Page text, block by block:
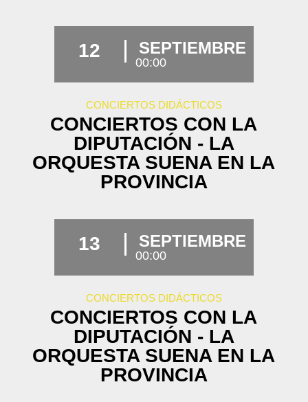
12 SEPTIEMBRE
00:00
CONCIERTOS DIDÁCTICOS
CONCIERTOS CON LA
DIPUTACIÓN - LA
ORQUESTA SUENA EN LA
PROVINCIA
13 SEPTIEMBRE
00:00
CONCIERTOS DIDÁCTICOS
CONCIERTOS CON LA
DIPUTACIÓN - LA
ORQUESTA SUENA EN LA
PROVINCIA